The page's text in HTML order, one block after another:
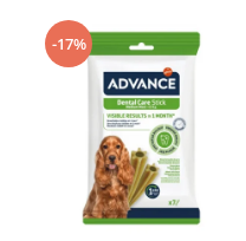
-17%